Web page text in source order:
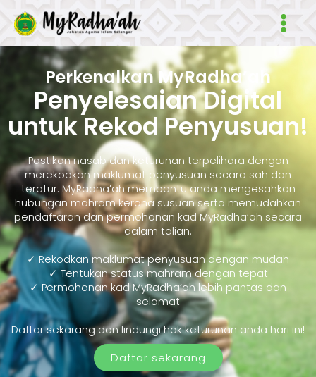
Main
Perkenalkan MyRadha’ah
Penyelesaian Digital
untuk Rekod Penyusuan!
Pastikan nasab dan keturunan terpelihara dengan
merekodkan maklumat penyusuan secara sah dan
teratur. MyRadha’ah membantu anda mengesahkan
hubungan mahram kerana susuan serta memudahkan
pendaftaran dan permohonan kad MyRadha’ah secara
dalam talian.
✓ Rekodkan maklumat penyusuan dengan mudah
✓ Tentukan status mahram dengan tepat
✓ Permohonan kad MyRadha’ah lebih pantas dan
selamat
Daftar sekarang dan lindungi hak keturunan anda hari ini!
Daftar sekarang